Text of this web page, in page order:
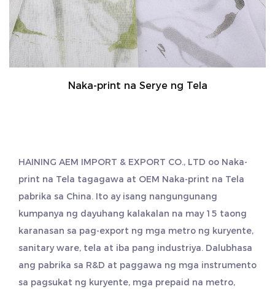
Naka-print na Serye ng Tela
HAINING AEM IMPORT & EXPORT CO., LTD oo Naka-
print na Tela tagagawa at OEM Naka-print na Tela
pabrika sa China. Ito ay isang nangungunang
kumpanya ng dayuhang kalakalan na may 15 taong
karanasan sa pag-export ng mga metro ng kuryente,
sanitary ware, tela at iba pang industriya. Dalubhasa
ang pabrika sa R&D at paggawa ng mga instrumento
sa pagsukat ng kuryente, mga prepaid na metro,